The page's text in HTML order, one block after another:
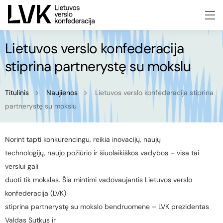
Lietuvos verslo konfederacija
stiprina partnerystę su mokslu
Titulinis Naujienos
Lietuvos verslo konfederacija stiprina
partnerystę su mokslu
Norint tapti konkurencingu, reikia inovacijų, naujų
technologijų, naujo požiūrio ir šiuolaikiškos vadybos – visa tai
verslui gali
duoti tik mokslas. Šia mintimi vadovaujantis Lietuvos verslo
konfederacija (LVK)
stiprina partnerystę su mokslo bendruomene – LVK prezidentas
Valdas Sutkus ir